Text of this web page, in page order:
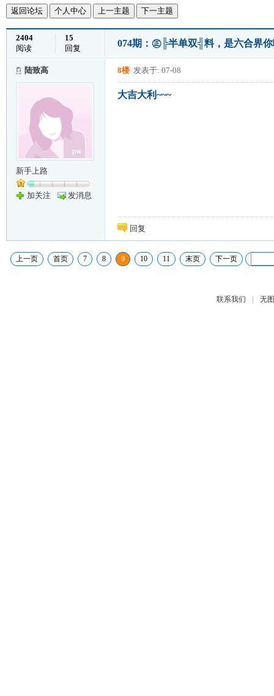
返回论坛 个人中心 上一主题 下一主题
2404
阅读
15
回复
074期：㊣╠半单双╣料，是六合界
陆致高
新手上路
加关注 发消息
8楼 发表于: 07-08
大吉大利~~~
回复
上一页 首页 7 8 9 10 11 末页 下一页
联系我们 | 无